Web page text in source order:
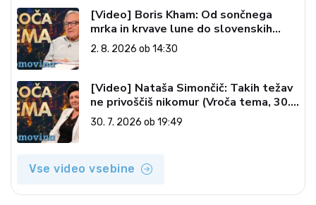
[Video] Boris Kham: Od sončnega
mrka in krvave lune do slovenskih
pečatov v vesolju (Vroča tema, 2. 8.
2026)
2. 8. 2026 ob 14:30
[Video] Nataša Simončič: Takih težav
ne privoščiš nikomur (Vroča tema, 30.
7. 2026)
30. 7. 2026 ob 19:49
Vse video vsebine